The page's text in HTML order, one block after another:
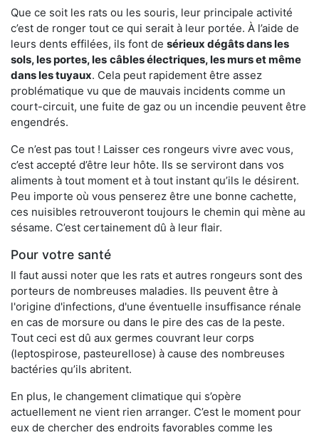
Que ce soit les rats ou les souris, leur principale activité
c’est de ronger tout ce qui serait à leur portée. À l’aide de
leurs dents effilées, ils font de sérieux dégâts dans les
sols, les portes, les câbles électriques, les murs et même
dans les tuyaux. Cela peut rapidement être assez
problématique vu que de mauvais incidents comme un
court-circuit, une fuite de gaz ou un incendie peuvent être
engendrés.
Ce n’est pas tout ! Laisser ces rongeurs vivre avec vous,
c’est accepté d’être leur hôte. Ils se serviront dans vos
aliments à tout moment et à tout instant qu’ils le désirent.
Peu importe où vous penserez être une bonne cachette,
ces nuisibles retrouveront toujours le chemin qui mène au
sésame. C’est certainement dû à leur flair.
Pour votre santé
Il faut aussi noter que les rats et autres rongeurs sont des
porteurs de nombreuses maladies. Ils peuvent être à
l'origine d'infections, d'une éventuelle insuffisance rénale
en cas de morsure ou dans le pire des cas de la peste.
Tout ceci est dû aux germes couvrant leur corps
(leptospirose, pasteurellose) à cause des nombreuses
bactéries qu’ils abritent.
En plus, le changement climatique qui s’opère
actuellement ne vient rien arranger. C’est le moment pour
eux de chercher des endroits favorables comme les